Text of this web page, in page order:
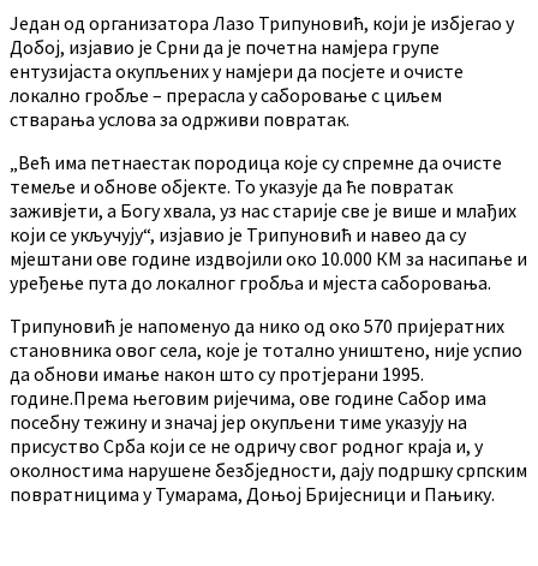
Један од организатора Лазо Трипуновић, који је избјегао у
Добој, изјавио је Срни да је почетна намјера групе
ентузијаста окупљених у намјери да посјете и очисте
локално гробље – прерасла у саборовање с циљем
стварања услова за одрживи повратак.
„Већ има петнаестак породица које су спремне да очисте
темеље и обнове објекте. То указује да ће повратак
заживјети, а Богу хвала, уз нас старије све је више и млађих
који се укључују“, изјавио је Трипуновић и навео да су
мјештани ове године издвојили око 10.000 КМ за насипање и
уређење пута до локалног гробља и мјеста саборовања.
Трипуновић је напоменуо да нико од око 570 пријератних
становника овог села, које је тотално уништено, није успио
да обнови имање након што су протјерани 1995.
године.Према његовим ријечима, ове године Сабор има
посебну тежину и значај јер окупљени тиме указују на
присуство Срба који се не одричу свог родног краја и, у
околностима нарушене безбједности, дају подршку српским
повратницима у Тумарама, Доњој Бријесници и Пањику.